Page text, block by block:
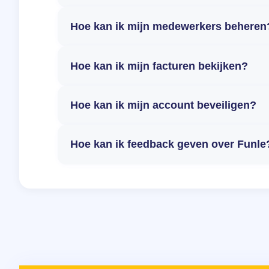
Hoe kan ik mijn medewerkers
Hoe kan ik mijn facturen bekijken?
Hoe kan ik mijn account beveiligen?
Hoe kan ik feedback geven over